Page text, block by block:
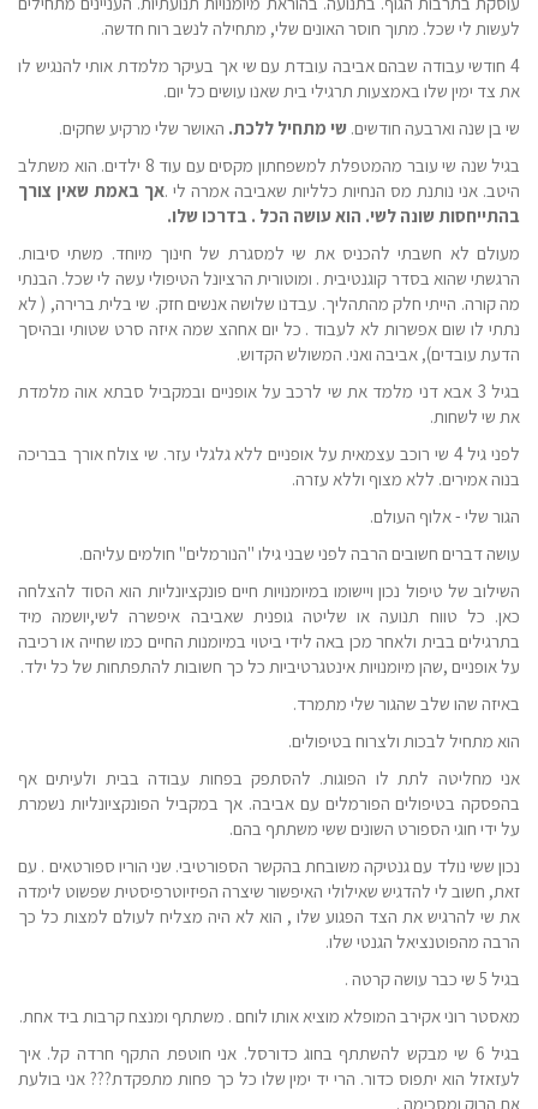
לעשות לי שכל. מתוך חוסר האונים שלי, מתחילה לנשב רוח חדשה.
4 חודשי עבודה שבהם אביבה עובדת עם שי אך בעיקר מלמדת אותי להנגיש לו
את צד ימין שלו באמצעות תרגילי בית שאנו עושים כל יום.
שי בן שנה וארבעה חודשים. שי מתחיל ללכת. האושר שלי מרקיע שחקים.
בגיל שנה שי עובר מהמטפלת למשפחתון מקסים עם עוד 8 ילדים. הוא משתלב
היטב. אני נותנת מס הנחיות כלליות שאביבה אמרה לי .אך באמת שאין צורך
בהתייחסות שונה לשי. הוא עושה הכל . בדרכו שלו.
מעולם לא חשבתי להכניס את שי למסגרת של חינוך מיוחד. משתי סיבות.
הרגשתי שהוא בסדר קוגנטיבית . ומוטורית הרציונל הטיפולי עשה לי שכל. הבנתי
מה קורה. הייתי חלק מהתהליך. עבדנו שלושה אנשים חזק. שי בלית ברירה, ( לא
נתתי לו שום אפשרות לא לעבוד . כל יום אחהצ שמה איזה סרט שטותי ובהיסך
הדעת עובדים), אביבה ואני. המשולש הקדוש.
בגיל 3 אבא דני מלמד את שי לרכב על אופניים ובמקביל סבתא אוה מלמדת
את שי לשחות.
לפני גיל 4 שי רוכב עצמאית על אופניים ללא גלגלי עזר. שי צולח אורך בבריכה
בנוה אמירים. ללא מצוף וללא עזרה.
הגור שלי - אלוף העולם.
עושה דברים חשובים הרבה לפני שבני גילו "הנורמלים" חולמים עליהם.
השילוב של טיפול נכון ויישומו במיומנויות חיים פונקציונליות הוא הסוד להצלחה
כאן. כל טווח תנועה או שליטה גופנית שאביבה איפשרה לשי,יושמה מיד
בתרגילים בבית ולאחר מכן באה לידי ביטוי במיומנות החיים כמו שחייה או רכיבה
על אופניים ,שהן מיומנויות אינטגרטיביות כל כך חשובות להתפתחות של כל ילד.
באיזה שהו שלב שהגור שלי מתמרד.
הוא מתחיל לבכות ולצרוח בטיפולים.
אני מחליטה לתת לו הפוגות. להסתפק בפחות עבודה בבית ולעיתים אף
בהפסקה בטיפולים הפורמלים עם אביבה. אך במקביל הפונקציונליות נשמרת
על ידי חוגי הספורט השונים ששי משתתף בהם.
נכון ששי נולד עם גנטיקה משובחת בהקשר הספורטיבי. שני הוריו ספורטאים . עם
זאת, חשוב לי להדגיש שאילולי האיפשור שיצרה הפיזיוטרפיסטית שפשוט לימדה
את שי להרגיש את הצד הפגוע שלו , הוא לא היה מצליח לעולם למצות כל כך
הרבה מהפוטנציאל הגנטי שלו.
בגיל 5 שי כבר עושה קרטה .
מאסטר רוני אקירב המופלא מוציא אותו לוחם . משתתף ומנצח קרבות ביד אחת.
בגיל 6 שי מבקש להשתתף בחוג כדורסל. אני חוטפת התקף חרדה קל. איך
לעזאזל הוא יתפוס כדור. הרי יד ימין שלו כל כך פחות מתפקדת??? אני בולעת
את הרוק ומסכימה .